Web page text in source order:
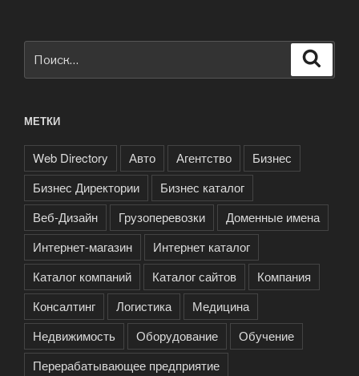
МЕТКИ
Web Directory Авто Агентство
Бизнес
Бизнес Директории
Бизнес каталог
Веб-Дизайн
Грузоперевозки
Доменные имена
Интернет-магазин
Интернет каталог
Каталог компаний
Каталог сайтов
Компания
Консалтинг
Логистика
Медицина
Недвижимость
Оборудование
Обучение
Перерабатывающее предприятие